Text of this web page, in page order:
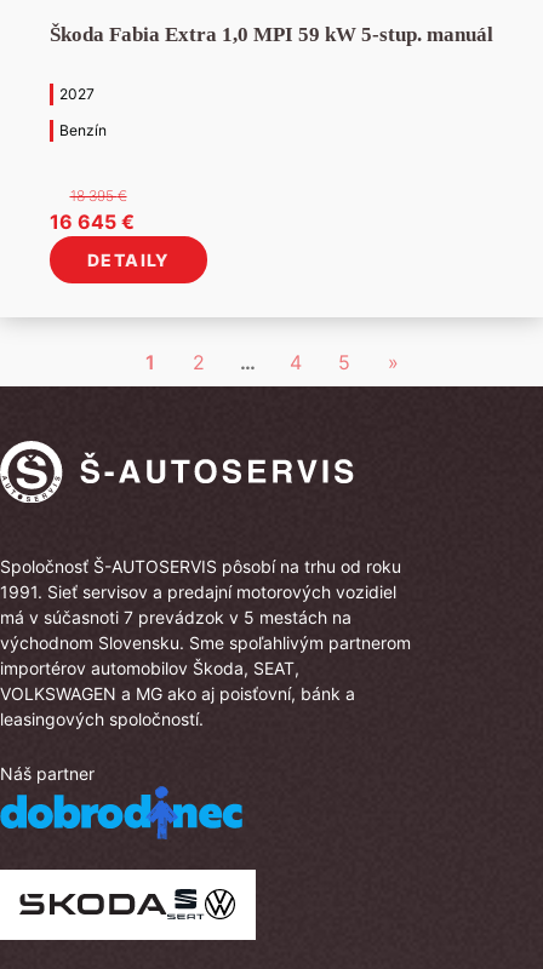
Škoda Fabia Extra 1,0 MPI 59 kW 5-stup. manuál
2027
Benzín
18 395€
Pôvodná
cena
bola:
16 645 €
cena
je:
DETAILY
1 2 … 4 5 »
Spoločnosť Š-AUTOSERVIS pôsobí na trhu od roku
1991. Sieť servisov a predajní motorových vozidiel
má v súčasnoti 7 prevádzok v 5 mestách na
východnom Slovensku. Sme spoľahlivým partnerom
importérov automobilov Škoda, SEAT,
VOLKSWAGEN a MG ako aj poisťovní, bánk a
leasingových spoločností.
Náš partner